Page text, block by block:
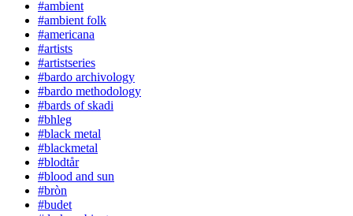
#ambient
#ambient folk
#americana
#artists
#artistseries
#bardo archivology
#bardo methodology
#bards of skadi
#bhleg
#black metal
#blackmetal
#blodtår
#blood and sun
#bròn
#budet